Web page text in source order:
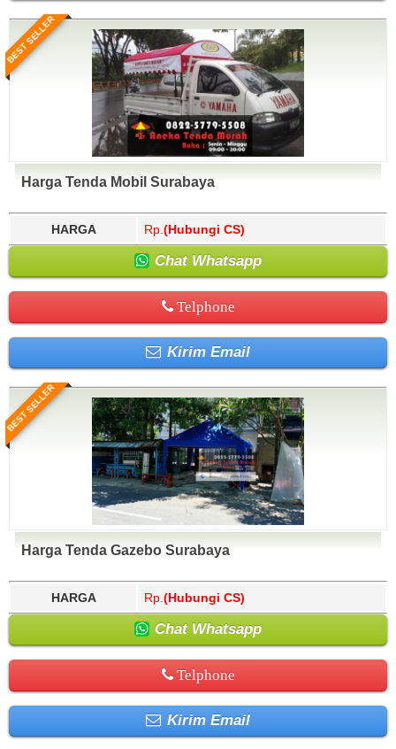
BEST SELLER
Harga Tenda Mobil Surabaya
HARGA Rp. (Hubungi CS)
Chat Whatsapp
Telphone
Kirim Email
BEST SELLER
Harga Tenda Gazebo Surabaya
HARGA Rp. (Hubungi CS)
Chat Whatsapp
Telphone
Kirim Email